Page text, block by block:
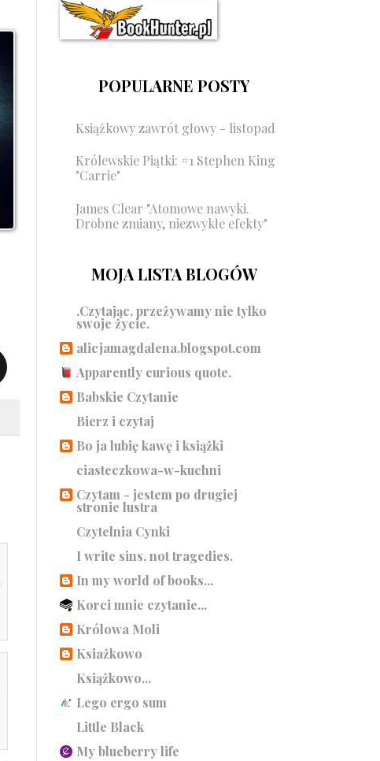
POPULARNE POSTY
Książkowy zawrót głowy - listopad
Królewskie Piątki: #1 Stephen King
"Carrie"
James Clear "Atomowe nawyki.
Drobne zmiany, niezwykłe efekty"
MOJA LISTA BLOGÓW
.Czytając, przeżywamy nie tylko
swoje życie.
alicjamagdalena.blogspot.com
Apparently curious quote.
Babskie Czytanie
Bierz i czytaj
Bo ja lubię kawę i książki
ciasteczkowa-w-kuchni
Czytam - jestem po drugiej
stronie lustra
Czytelnia Cynki
I write sins, not tragedies.
In my world of books...
Korci mnie czytanie...
Królowa Moli
Ksiażkowo
Książkowo...
Lego ergo sum
Little Black
My blueberry life